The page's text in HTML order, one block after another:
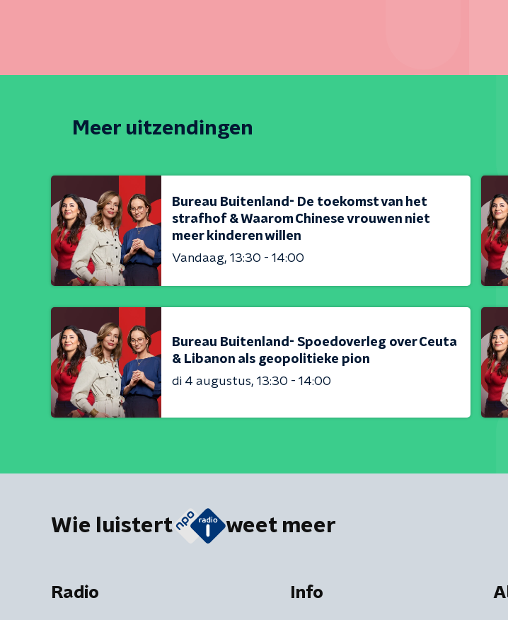
Meer uitzendingen
Bureau Buitenland- De toekomst van het
strafhof & Waarom Chinese vrouwen niet
meer kinderen willen
Vandaag 13:30 - 14:00
Bureau Buitenland- Spoedoverleg over Ceuta
& Libanon als geopolitieke pion
di 4 augustus 13:30 - 14:00
Wie luistert weet meer
Radio Info